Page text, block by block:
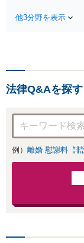
他3分野を表示
法律Q&Aを探す
例） 離婚 慰謝料 誹